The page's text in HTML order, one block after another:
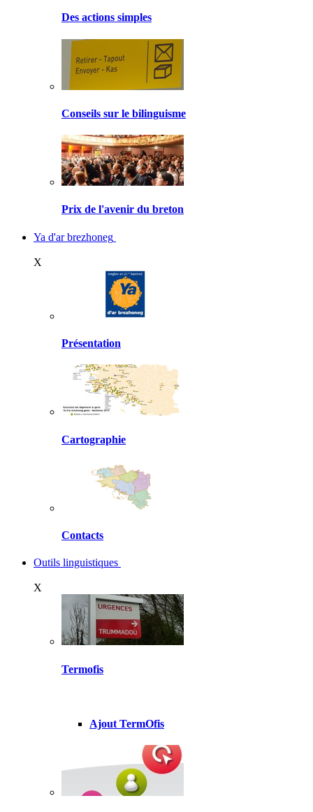
Des actions simples
Conseils sur le bilinguisme
Prix de l'avenir du breton
Ya d'ar brezhoneg
X
Présentation
Cartographie
Contacts
Outils linguistiques
X
Termofis
Ajout TermOfis